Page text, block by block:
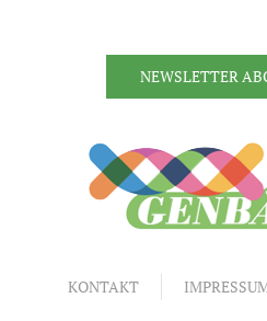
NEWSLETTER
KONTAKT